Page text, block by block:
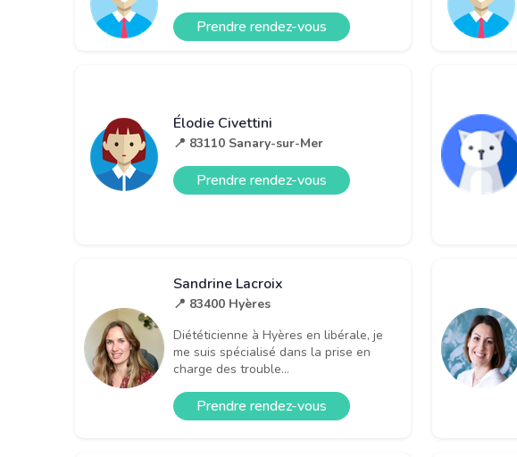
Prendre rendez-vous
Élodie Civettini
📍 83110 Sanary-sur-Mer
Prendre rendez-vous
Sandrine Lacroix
📍 83400 Hyères
Diététicienne à Hyères en libérale, je
me suis spécialisé dans la prise en
charge des trouble...
Prendre rendez-vous